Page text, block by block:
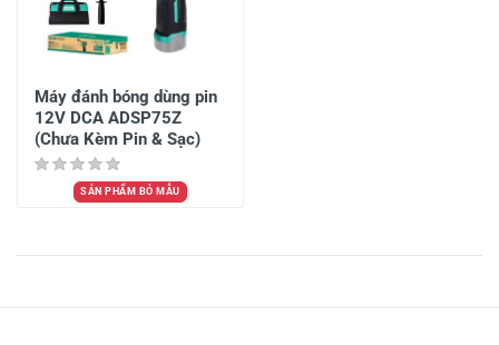
Máy đánh bóng dùng pin
12V DCA ADSP75Z
(Chưa Kèm Pin & Sạc)
SẢN PHẨM BỎ MẪU